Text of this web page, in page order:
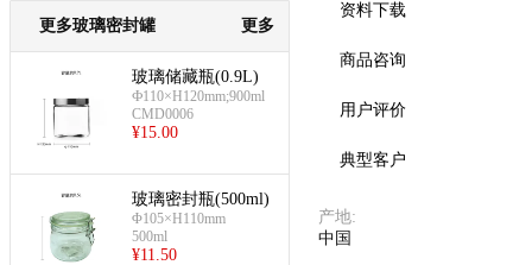
更多玻璃密封罐 更多
玻璃储藏瓶(0.9L)
Ф110×H120mm;900ml
CMD0006
¥15.00
玻璃密封瓶(500ml)
Φ105×H110mm
500ml
¥11.50
资料下载
商品咨询
用户评价
典型客户
产地:
中国